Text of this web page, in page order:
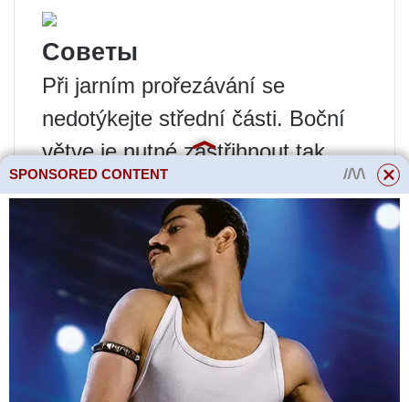
Советы
Při jarním prořezávání se
nedotýkejte střední části. Boční
větve je nutné zastřihnout tak,
aby nepřekážely ostatním.
Jarní řez je lepší než podzimní.
Mladé stromy by neměly příliš
odstraňovat větve. Stačí odstranit
několik hlavních větví.
Když začne plodit, nevyplatí se
SPONSORED CONTENT